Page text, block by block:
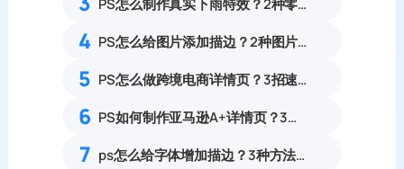
4 PS怎么给图片添加描边？2种图片轮廓描边零基础实操教程
5 PS怎么做跨境电商详情页？3招速出亚马逊A+详情页
6 PS如何制作亚马逊A+详情页？3步搞定亚马逊A+详情
7 ps怎么给字体增加描边？3种方法详细教程